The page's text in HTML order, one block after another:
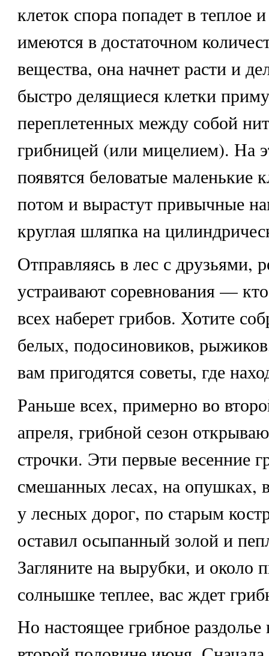
клеток спора попадет в теплое
имеются в достаточном
вещества, она начнет расти и
быстро делящиеся клетки
переплетенных между собой
грибницей (или мицелием). На
появятся беловатые маленькие
потом и вырастут привычные
круглая шляпка на
Отправляясь в лес с друзьями,
устраивают соревнования —
всех наберет грибов. Хотите
белых, подосиновиков,
вам пригодятся советы, где
Раньше всех, примерно во
апреля, грибной сезон
строчки. Эти первые весенние
смешанных лесах, на опушках,
у лесных дорог, по старым
оставил осыпанный золой и
Загляните на вырубки, и около
солнышке теплее, вас ждет
Но настоящее грибное раздолье